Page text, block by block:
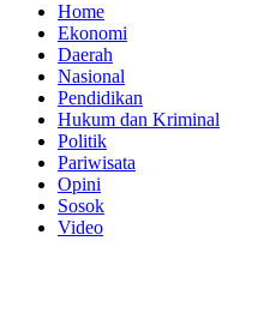
Home
Ekonomi
Daerah
Nasional
Pendidikan
Hukum dan Kriminal
Politik
Pariwisata
Opini
Sosok
Video